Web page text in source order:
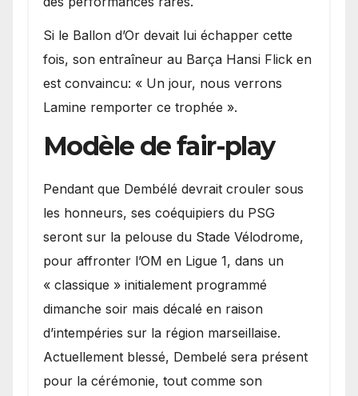
Si le Ballon d’Or devait lui échapper cette
fois, son entraîneur au Barça Hansi Flick en
est convaincu: « Un jour, nous verrons
Lamine remporter ce trophée ».
Modèle de fair-play
Pendant que Dembélé devrait crouler sous
les honneurs, ses coéquipiers du PSG
seront sur la pelouse du Stade Vélodrome,
pour affronter l’OM en Ligue 1, dans un
« classique » initialement programmé
dimanche soir mais décalé en raison
d’intempéries sur la région marseillaise.
Actuellement blessé, Dembelé sera présent
pour la cérémonie, tout comme son